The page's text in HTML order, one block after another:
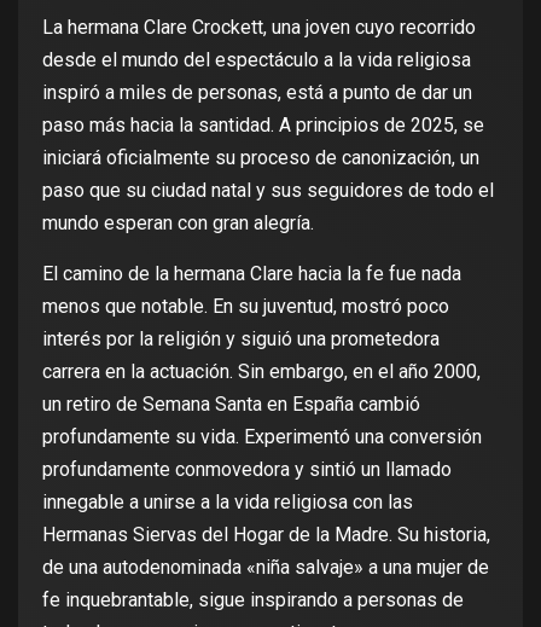
La hermana Clare Crockett, una joven cuyo recorrido
desde el mundo del espectáculo a la vida religiosa
inspiró a miles de personas, está a punto de dar un
paso más hacia la santidad. A principios de 2025, se
iniciará oficialmente su proceso de canonización, un
paso que su ciudad natal y sus seguidores de todo el
mundo esperan con gran alegría.
El camino de la hermana Clare hacia la fe fue nada
menos que notable. En su juventud, mostró poco
interés por la religión y siguió una prometedora
carrera en la actuación. Sin embargo, en el año 2000,
un retiro de Semana Santa en España cambió
profundamente su vida. Experimentó una conversión
profundamente conmovedora y sintió un llamado
innegable a unirse a la vida religiosa con las
Hermanas Siervas del Hogar de la Madre. Su historia,
de una autodenominada «niña salvaje» a una mujer de
fe inquebrantable, sigue inspirando a personas de